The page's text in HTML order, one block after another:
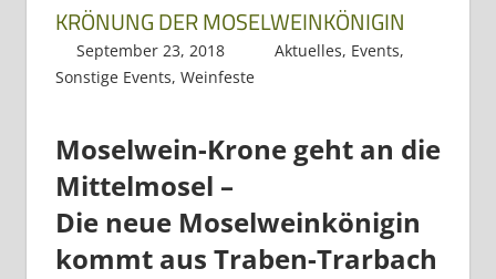
Mosel
Saar
Dreiländereck
KRÖNUNG DER MOSELWEINKÖNIGIN
September 23, 2018 Regio3
Aktuelles, Events,
Sonstige Events, Weinfeste
Moselwein-Krone geht an die
Mittelmosel –
Die neue Moselweinkönigin
kommt aus Traben-Trarbach